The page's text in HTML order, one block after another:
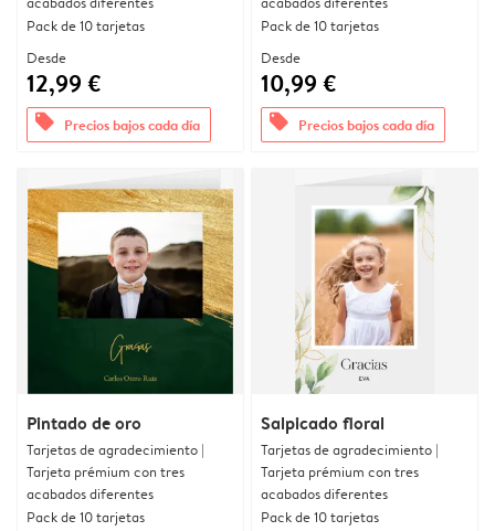
Pack de 10 tarjetas
Desde
12,99 €
offers Precios bajos cada día
Pack de 10 tarjetas
Desde
10,99 €
offers Precios bajos cada día
Pintado de oro
Tarjetas de agradecimiento |
Tarjeta prémium con tres
acabados diferentes
Pack de 10 tarjetas
Salpicado floral
Tarjetas de agradecimiento |
Tarjeta prémium con tres
acabados diferentes
Pack de 10 tarjetas